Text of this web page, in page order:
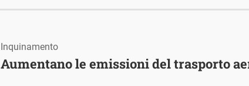
Aumentano le emissioni del trasporto
Inquinamento